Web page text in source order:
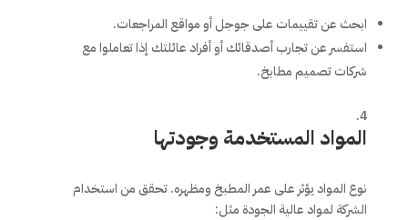
ابحث عن تقييمات على جوجل أو مواقع المراجعات.
استفسر عن تجارب أصدقائك أو أفراد عائلتك إذا تعاملوا مع
شركات تصميم مطابخ.
المواد المستخدمة وجودتها
نوع المواد يؤثر على عمر المطبخ ومظهره. تحقق من استخدام
الشركة لمواد عالية الجودة مثل: